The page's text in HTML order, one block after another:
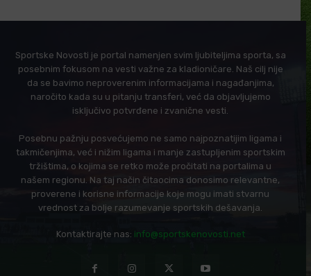
Sportske Novosti je portal namenjen svim ljubiteljima sporta, sa
posebnim fokusom na vesti važne za kladioničare. Naš cilj nije
da se bavimo neproverenim informacijama i nagađanjima,
naročito kada su u pitanju transferi, već da objavljujemo
isključivo potvrđene i zvanične vesti.
Posebnu pažnju posvećujemo ne samo najpoznatijim ligama i
takmičenjima, već i nižim ligama i manje zastupljenim sportskim
tržištima, o kojima se retko može pročitati na portalima u
našem regionu. Na taj način čitaocima donosimo relevantne,
proverene i korisne informacije koje mogu imati stvarnu
vrednost za bolje razumevanje sportskih dešavanja.
Kontaktirajte nas: info@sportskenovosti.net